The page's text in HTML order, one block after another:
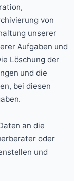
von
unserer
Aufgaben und
Löschung der
und die
bei diesen
an die
oder
und